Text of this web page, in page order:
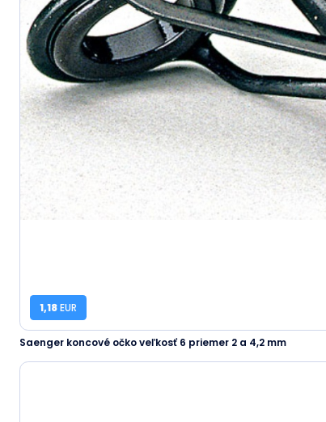
1,18EUR
Saenger koncové očko veľkosť 6 priemer 2 a 4,2 mm